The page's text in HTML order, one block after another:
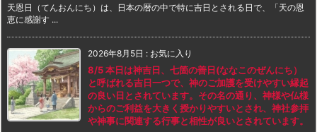
天恩日（てんおんにち）は、日本の暦の中で特に吉日とされる日で、「天の恩
恵に感謝す ...
2026年8月5日 : お気に入り
8/5 本日は神吉日、七箇の善日(ななこのぜんにち）
と呼ばれる吉日一つで、神のご加護を受けやすい縁起
の良い日とされています。その名の通り、神様や仏様
からのご利益を大きく授かりやすいとされ、神社参拝
や神事に関連する行事と相性が良いとされています。